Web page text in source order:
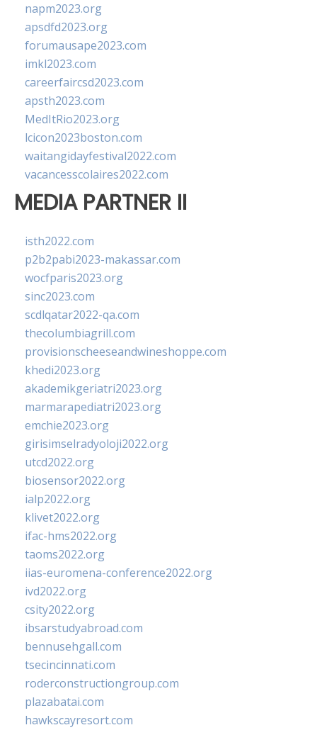
napm2023.org
apsdfd2023.org
forumausape2023.com
imkl2023.com
careerfaircsd2023.com
apsth2023.com
MedItRio2023.org
lcicon2023boston.com
waitangidayfestival2022.com
vacancesscolaires2022.com
MEDIA PARTNER II
isth2022.com
p2b2pabi2023-makassar.com
wocfparis2023.org
sinc2023.com
scdlqatar2022-qa.com
thecolumbiagrill.com
provisionscheeseandwineshoppe.com
khedi2023.org
akademikgeriatri2023.org
marmarapediatri2023.org
emchie2023.org
girisimselradyoloji2022.org
utcd2022.org
biosensor2022.org
ialp2022.org
klivet2022.org
ifac-hms2022.org
taoms2022.org
iias-euromena-conference2022.org
ivd2022.org
csity2022.org
ibsarstudyabroad.com
bennusehgall.com
tsecincinnati.com
roderconstructiongroup.com
plazabatai.com
hawkscayresort.com